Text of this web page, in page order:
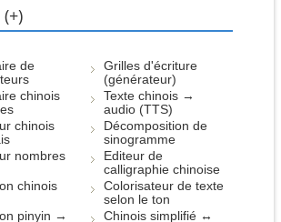
(+)
de
chinois
chinois
nombres
chinois
pinyin →
Grilles d'écriture
(générateur)
Texte chinois →
audio (TTS)
Décomposition de
sinogramme
Editeur de
calligraphie chinoise
Colorisateur de texte
selon le ton
Chinois simplifié ↔